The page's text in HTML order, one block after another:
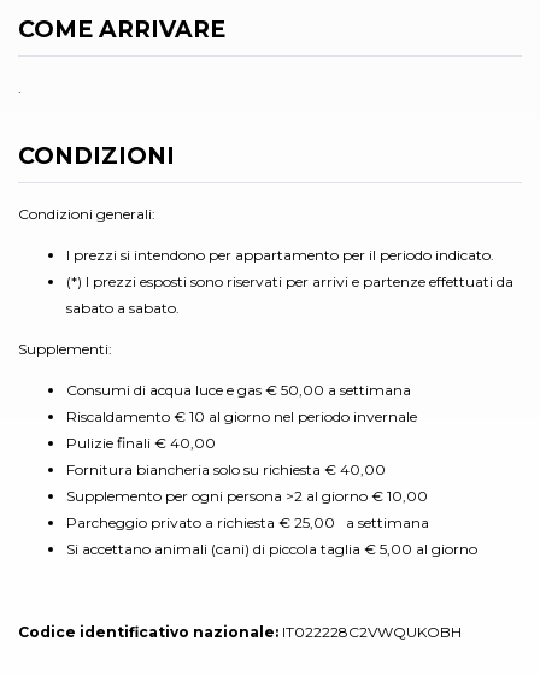
COME ARRIVARE
.
CONDIZIONI
Condizioni generali:
I prezzi si intendono per appartamento per il periodo indicato.
(*) I prezzi esposti sono riservati per arrivi e partenze effettuati da
sabato a sabato.
Supplementi:
Consumi di acqua luce e gas € 50,00 a settimana
Riscaldamento € 10 al giorno nel periodo invernale
Pulizie finali € 40,00
Fornitura biancheria solo su richiesta € 40,00
Supplemento per ogni persona >2 al giorno € 10,00
Parcheggio privato a richiesta € 25,00 a settimana
Si accettano animali (cani) di piccola taglia € 5,00 al giorno
Codice identificativo nazionale: IT022228C2VWQUKOBH